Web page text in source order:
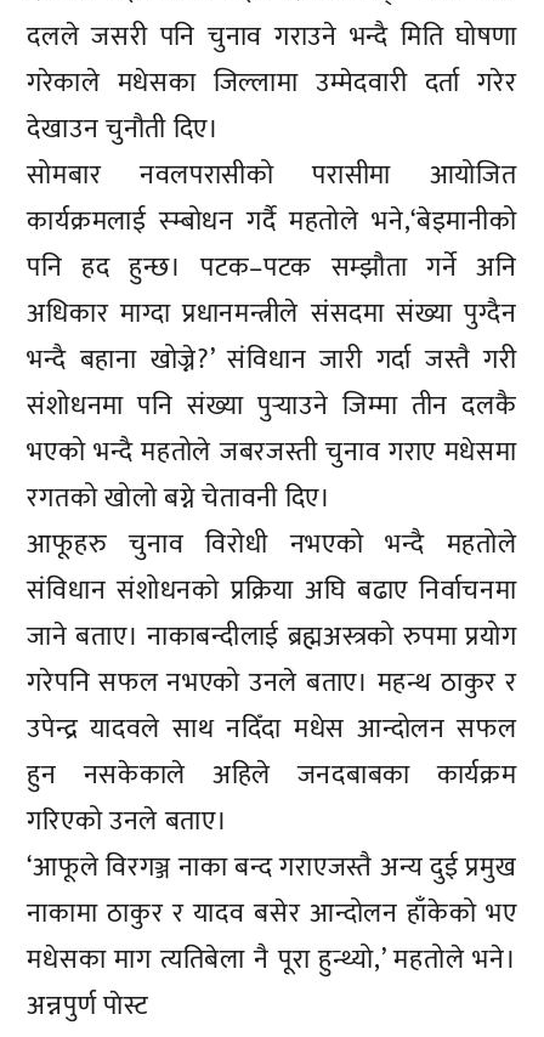
दलले जसरी पनि चुनाव गराउने भन्दै मिति घोषणा
गरेकाले मधेसका जिल्लामा उम्मेदवारी दर्ता गरेर
देखाउन चुनौती दिए।
सोमबार नवलपरासीको परासीमा आयोजित
कार्यक्रमलाई स्म्बोधन गर्दै महतोले भने,‘बेइमानीको
पनि हद हुन्छ। पटक–पटक सम्झौता गर्ने अनि
अधिकार माग्दा प्रधानमन्त्रीले संसदमा संख्या पुग्दैन
भन्दै बहाना खोज्ने?’ संविधान जारी गर्दा जस्तै गरी
संशोधनमा पनि संख्या पुर्‍याउने जिम्मा तीन दलकै
भएको भन्दै महतोले जबरजस्ती चुनाव गराए मधेसमा
रगतको खोलो बग्ने चेतावनी दिए।
आफूहरु चुनाव विरोधी नभएको भन्दै महतोले
संविधान संशोधनको प्रक्रिया अघि बढाए निर्वाचनमा
जाने बताए। नाकाबन्दीलाई ब्रह्मअस्त्रको रुपमा प्रयोग
गरेपनि सफल नभएको उनले बताए। महन्थ ठाकुर र
उपेन्द्र यादवले साथ नदिँदा मधेस आन्दोलन सफल
हुन नसकेकाले अहिले जनदबाबका कार्यक्रम
गरिएको उनले बताए।
‘आफूले विरगञ्ज नाका बन्द गराएजस्तै अन्य दुई प्रमुख
नाकामा ठाकुर र यादव बसेर आन्दोलन हाँकेको भए
मधेसका माग त्यतिबेला नै पूरा हुन्थ्यो,’ महतोले भने।
अन्नपुर्ण पाेस्ट